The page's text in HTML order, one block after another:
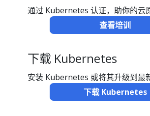
通过 Kubernetes 认证，助你的云
查看培训
下载 Kubernetes
安装 Kubernetes 或将其升级到最
下载 Kubernetes